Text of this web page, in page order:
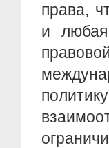
права,
и